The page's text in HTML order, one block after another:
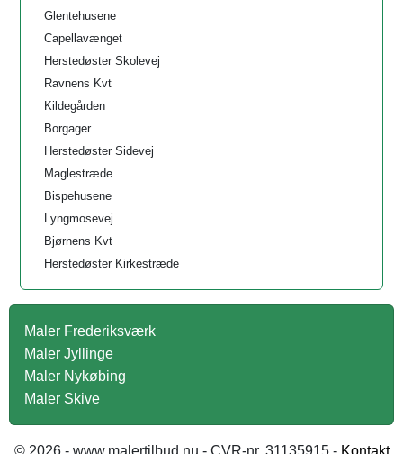
Glentehusene
Capellavænget
Herstedøster Skolevej
Ravnens Kvt
Kildegården
Borgager
Herstedøster Sidevej
Maglestræde
Bispehusene
Lyngmosevej
Bjørnens Kvt
Herstedøster Kirkestræde
Maler Frederiksværk
Maler Jyllinge
Maler Nykøbing
Maler Skive